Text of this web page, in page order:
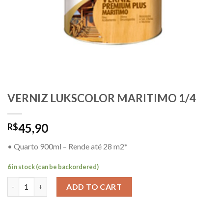
VERNIZ LUKSCOLOR MARITIMO 1/4
R$45,90
• Quarto 900ml – Rende até 28 m2*
6 in stock (can be backordered)
ADD TO CART